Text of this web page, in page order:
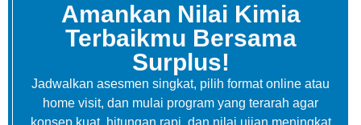
Amankan Nilai Kimia
Terbaikmu Bersama
Surplus!
Jadwalkan asesmen singkat, pilih format online atau
home visit, dan mulai program yang terarah agar
konsep kuat, hitungan rapi, dan nilai ujian meningkat